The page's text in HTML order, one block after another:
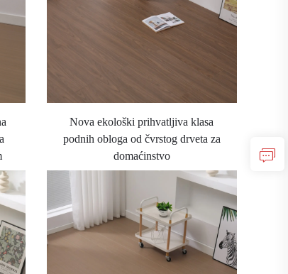
Nova ekološki prihvatljiva klasa
podnih obloga od čvrstog drveta za
domaćinstvo